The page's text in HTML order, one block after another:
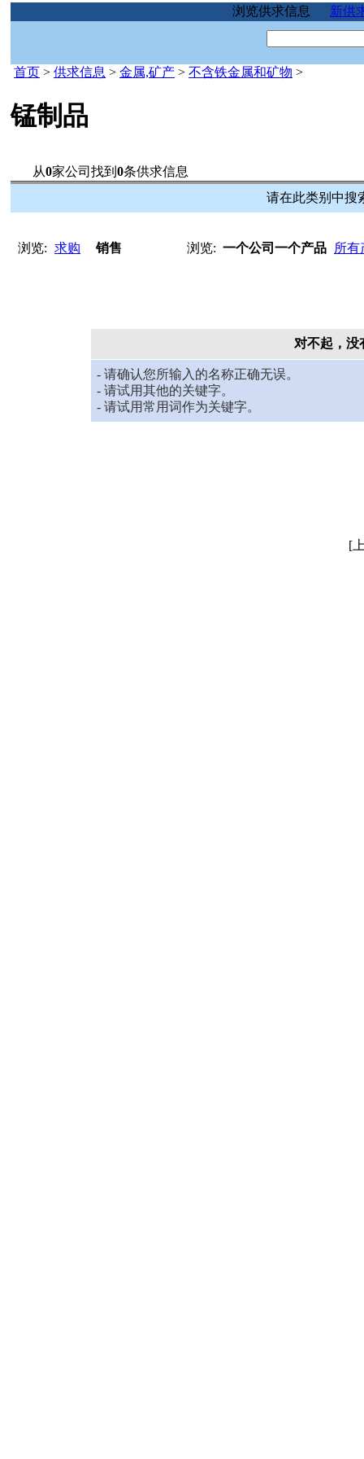
浏览供求信息 新供
首页 > 供求信息 > 金属,矿产 > 不含铁金属和矿物 >
锰制品
从0家公司找到 0条供求信息
请在此类别中搜
浏览: 求购 销售 浏览: 一个公司一个产品 所有
对不起，
- 请确认您所输入的名称正确无误。
- 请试用其他的关键字。
- 请试用常用词作为关键字。
[